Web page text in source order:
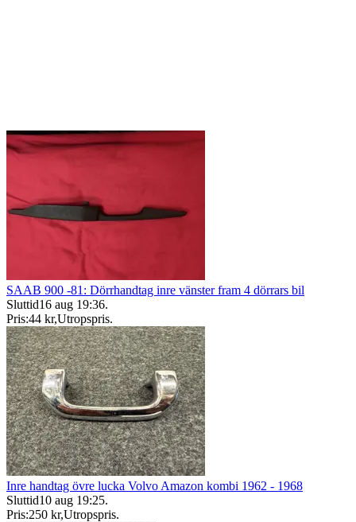
SAAB 900 -81: Dörrhandtag inre vänster fram 4 dörrars bil
Sluttid16 aug 19:36.
Pris:44 kr,Utropspris.
Inre handtag övre lucka Volvo Amazon kombi 1962 - 1968
Sluttid10 aug 19:25.
Pris:250 kr,Utropspris.